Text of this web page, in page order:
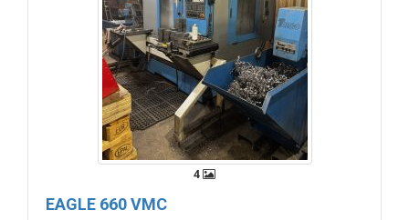
4
EAGLE 660 VMC